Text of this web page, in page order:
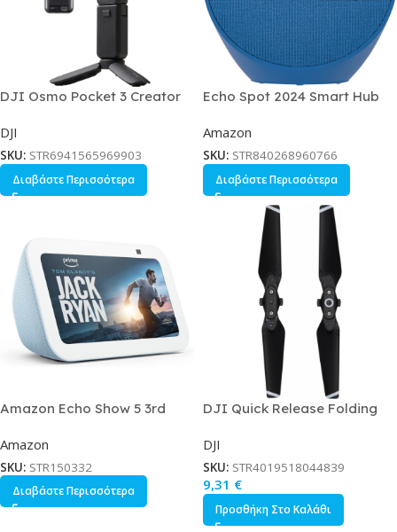
DJI Osmo Pocket 3 Creator
Ultra HD με Οθόνη Αφής 2 και
Wi-Fi Μαύρη
DJI
SKU: STR6941565969903
Διαβάστε Περισσότερα
Echo Spot 2024 Smart Hub
B0C2RSJHS6
Amazon
SKU: STR840268960766
Διαβάστε Περισσότερα
Amazon Echo Show 5 3rd
Bluetooth Συμβατό με Alexa
Κωδικός B09B2R276Z
Amazon
SKU: STR150332
Διαβάστε Περισσότερα
DJI Quick Release Folding
Έλικες για DJI Spark 2τμχ
DJI
SKU: STR4019518044839
9,31 €
Προσθήκη Στο Καλάθι